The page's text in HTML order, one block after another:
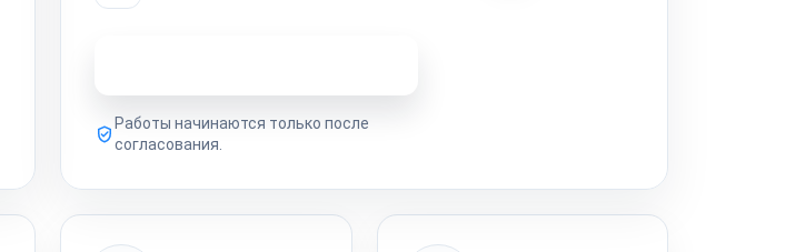
Работы начинаются только после
согласования.